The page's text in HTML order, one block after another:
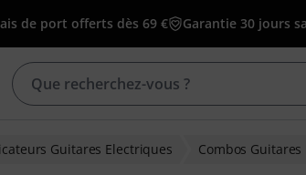
de port offerts dès 69 € Garantie 30 jours
Guitares Electriques Combos